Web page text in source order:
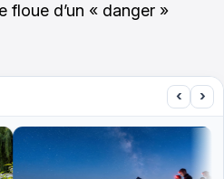
floue d’un « danger »
‹ ›